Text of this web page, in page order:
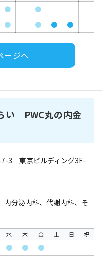
●
●
● ● ● ●
ージへ
い PWC丸の内金
7-3 東京ビルディング3F-
内分泌内科、代謝内科、そ
水 木 金 土 日 祝
● ● ●